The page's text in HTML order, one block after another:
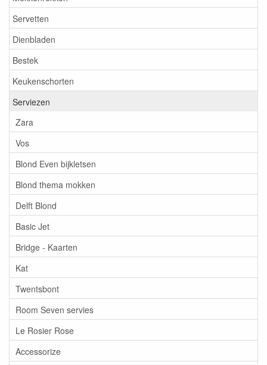
Servetten
Dienbladen
Bestek
Keukenschorten
Serviezen
Zara
Vos
Blond Even bijkletsen
Blond thema mokken
Delft Blond
Basic Jet
Bridge - Kaarten
Kat
Twentsbont
Room Seven servies
Le Rosier Rose
Accessorize